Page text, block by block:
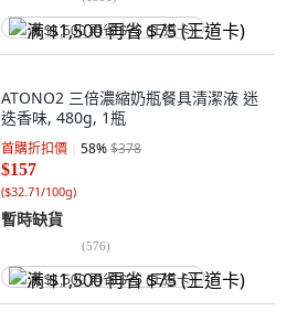
满 $1,500 再省 $75 (王道卡)
ATONO2 三倍濃縮奶瓶餐具清潔液 迷
迭香味, 480g, 1瓶
首購折扣價 58%$378
$157
($32.71/100g)
暫時缺貨
(576)
满 $1,500 再省 $75 (王道卡)